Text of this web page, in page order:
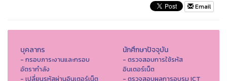
Email
บุคลากร
- กรอบภาระงานและกรอบ
อัตรากำลัง
- เปลี่ยนรหัสผ่านอินเตอร์เน็ต
นักศึกษาปัจจุบัน
- ตรวจสอบการใช้รหัส
อินเตอร์เน็ต
- ตรวจสอบผลการอบรม ICT